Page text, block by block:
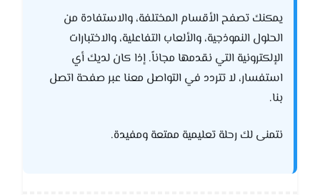
يمكنك تصفح الأقسام المختلفة، والاستفادة من
الحلول النموذجية، والألعاب التفاعلية، والاختبارات
الإلكترونية التي نقدمها مجاناً. إذا كان لديك أي
استفسار، لا تتردد في التواصل معنا عبر صفحة اتصل
بنا.
نتمنى لك رحلة تعليمية ممتعة ومفيدة.